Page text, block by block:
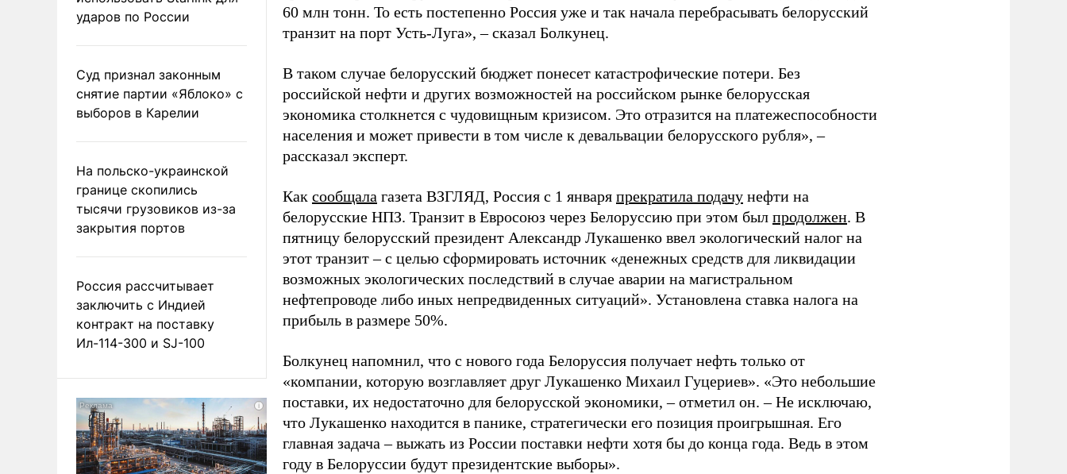
ударов по России
Суд признал законным
снятие партии «Яблоко» с
выборов в Карелии
На польско-украинской
границе скопились
тысячи грузовиков из-за
закрытия портов
Россия рассчитывает
заключить с Индией
контракт на поставку
Ил-114-300 и SJ-100
60 млн тонн. То есть постепенно Россия уже и так начала перебрасывать белорусский
транзит на порт Усть-Луга», – сказал Болкунец.
В таком случае белорусский бюджет понесет катастрофические потери. Без
российской нефти и других возможностей на российском рынке белорусская
экономика столкнется с чудовищным кризисом. Это отразится на платежеспособности
населения и может привести в том числе к девальвации белорусского рубля», –
рассказал эксперт.
Как сообщала газета ВЗГЛЯД, Россия с 1 января прекратила подачу нефти на
белорусские НПЗ. Транзит в Евросоюз через Белоруссию при этом был продолжен. В
пятницу белорусский президент Александр Лукашенко ввел экологический налог на
этот транзит – с целью сформировать источник «денежных средств для ликвидации
возможных экологических последствий в случае аварии на магистральном
нефтепроводе либо иных непредвиденных ситуаций». Установлена ставка налога на
прибыль в размере 50%.
Болкунец напомнил, что с нового года Белоруссия получает нефть только от
«компании, которую возглавляет друг Лукашенко Михаил Гуцериев». «Это небольшие
поставки, их недостаточно для белорусской экономики, – отметил он. – Не исключаю,
что Лукашенко находится в панике, стратегически его позиция проигрышная. Его
главная задача – выжать из России поставки нефти хотя бы до конца года. Ведь в этом
году в Белоруссии будут президентские выборы».